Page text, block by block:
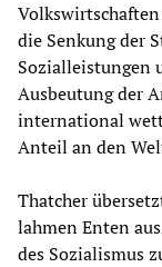
die Senkung der
Sozialleistungen
Ausbeutung der
international
Anteil an den
Thatcher
lahmen Enten
des Sozialismus